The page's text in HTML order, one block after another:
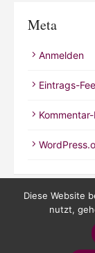
Meta
Anmelden
Eintrags-
Diese Website
nutzt,